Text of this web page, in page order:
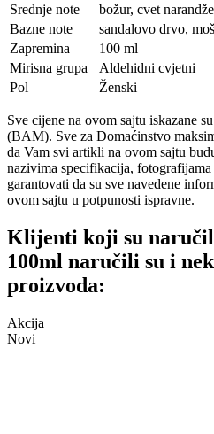
Srednje note
božur, cvet
Bazne note
sandalovo drvo,
Zapremina
100 ml
Mirisna grupa
Aldehidni cvjetni
Pol
Ženski
Sve cijene na ovom sajtu iskazane
(BAM). Sve za Domaćinstvo
da Vam svi artikli na ovom sajtu
nazivima specifikacija,
garantovati da su sve navedene
ovom sajtu u potpunosti ispravne.
Klijenti koji su
100ml naručili su i
proizvoda:
Akcija
Novi